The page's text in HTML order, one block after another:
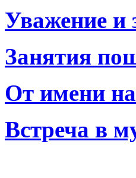
Уважение и
Занятия
От имени
Встреча в